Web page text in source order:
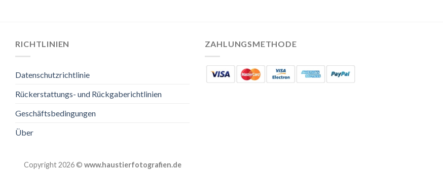
RICHTLINIEN
Datenschutzrichtlinie
Rückerstattungs- und Rückgaberichtlinien
Geschäftsbedingungen
Über
ZAHLUNGSMETHODE
Copyright 2026 © www.haustierfotografien.de